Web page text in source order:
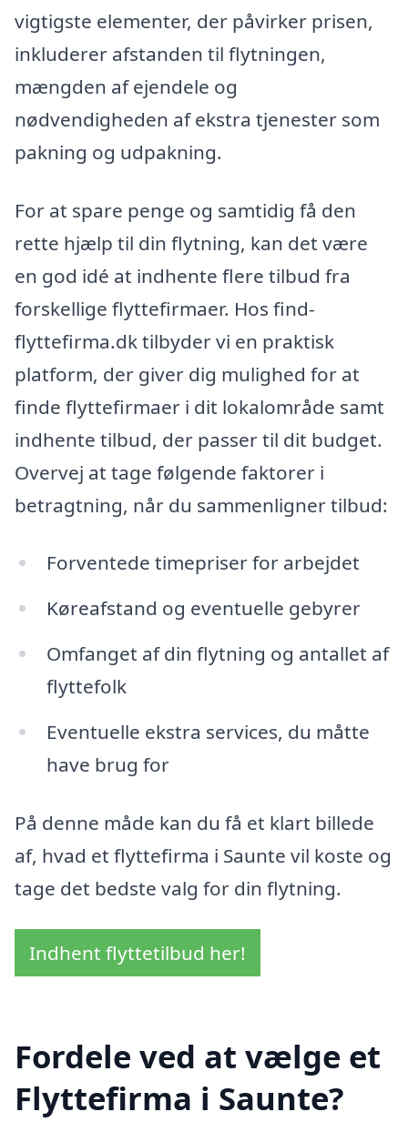
vigtigste elementer, der påvirker prisen,
inkluderer afstanden til flytningen,
mængden af ejendele og
nødvendigheden af ekstra tjenester som
pakning og udpakning.
For at spare penge og samtidig få den
rette hjælp til din flytning, kan det være
en god idé at indhente flere tilbud fra
forskellige flyttefirmaer. Hos find-
flyttefirma.dk tilbyder vi en praktisk
platform, der giver dig mulighed for at
finde flyttefirmaer i dit lokalområde samt
indhente tilbud, der passer til dit budget.
Overvej at tage følgende faktorer i
betragtning, når du sammenligner tilbud:
Forventede timepriser for arbejdet
Køreafstand og eventuelle gebyrer
Omfanget af din flytning og antallet af
flyttefolk
Eventuelle ekstra services, du måtte
have brug for
På denne måde kan du få et klart billede
af, hvad et flyttefirma i Saunte vil koste og
tage det bedste valg for din flytning.
Indhent flyttetilbud her!
Fordele ved at vælge et
Flyttefirma i Saunte?